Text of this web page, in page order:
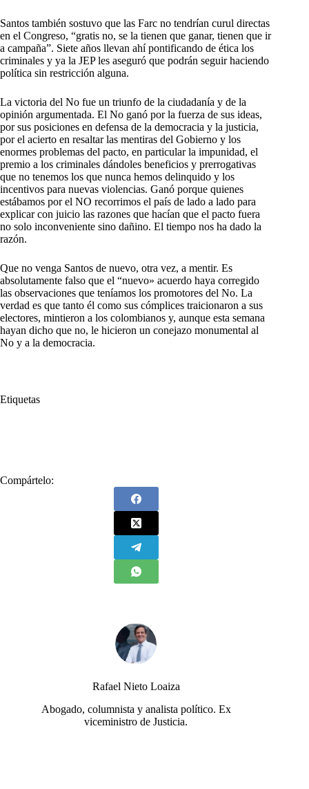
Santos también sostuvo que las Farc no tendrían curul directas
en el Congreso, “gratis no, se la tienen que ganar, tienen que ir
a campaña”. Siete años llevan ahí pontificando de ética los
criminales y ya la JEP les aseguró que podrán seguir haciendo
política sin restricción alguna.
La victoria del No fue un triunfo de la ciudadanía y de la
opinión argumentada. El No ganó por la fuerza de sus ideas,
por sus posiciones en defensa de la democracia y la justicia,
por el acierto en resaltar las mentiras del Gobierno y los
enormes problemas del pacto, en particular la impunidad, el
premio a los criminales dándoles beneficios y prerrogativas
que no tenemos los que nunca hemos delinquido y los
incentivos para nuevas violencias. Ganó porque quienes
estábamos por el NO recorrimos el país de lado a lado para
explicar con juicio las razones que hacían que el pacto fuera
no solo inconveniente sino dañino. El tiempo nos ha dado la
razón.
Que no venga Santos de nuevo, otra vez, a mentir. Es
absolutamente falso que el “nuevo» acuerdo haya corregido
las observaciones que teníamos los promotores del No. La
verdad es que tanto él como sus cómplices traicionaron a sus
electores, mintieron a los colombianos y, aunque esta semana
hayan dicho que no, le hicieron un conejazo monumental al
No y a la democracia.
Etiquetas
Compártelo:
Rafael Nieto Loaiza
Abogado, columnista y analista político. Ex
viceministro de Justicia.